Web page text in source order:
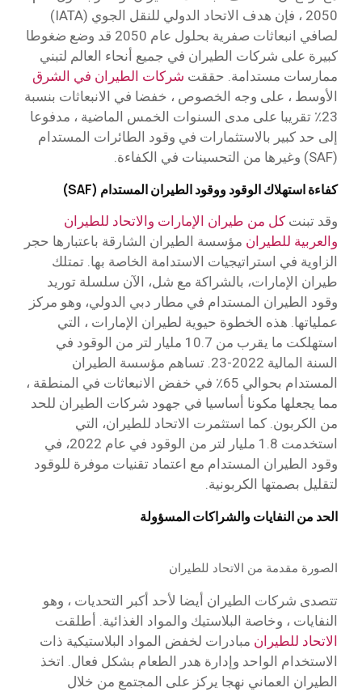
2050 ، فإن هدف الاتحاد الدولي للنقل الجوي (IATA)
لصافي انبعاثات صفرية بحلول عام 2050 قد وضع ضغوطا
كبيرة على شركات الطيران في جميع أنحاء العالم لتبني
ممارسات مستدامة. حققت شركات الطيران في الشرق
الأوسط ، على وجه الخصوص ، خفضا في الانبعاثات بنسبة
23٪ تقريبا على مدى السنوات الخمس الماضية ، مدفوعا
إلى حد كبير بالاستثمارات في وقود الطائرات المستدام
(SAF) وغيرها من التحسينات في الكفاءة.
كفاءة استهلاك الوقود ووقود الطيران المستدام (SAF)
وقد تبنت كل من طيران الإمارات والاتحاد للطيران
والعربية للطيران مؤسسة الطيران الشارقة باعتبارها حجر
الزاوية في استراتيجيات الاستدامة الخاصة بها. تمتلك
طيران الإمارات، بالشراكة مع شل، الآن سلسلة توريد
وقود الطيران المستدام في مطار دبي الدولي، وهو مركز
عملياتها. هذه الخطوة حيوية لطيران الإمارات ، التي
استهلكت ما يقرب من 10.7 مليار لتر من الوقود في
السنة المالية 2022-23. تساهم مؤسسة الطيران
المستدام بحوالي 65٪ في خفض الانبعاثات في المنطقة ،
مما يجعلها مكونا أساسيا في جهود شركات الطيران للحد
من الكربون. كما استثمرت الاتحاد للطيران، التي
استخدمت 1.8 مليار لتر من الوقود في عام 2022، في
وقود الطيران المستدام مع اعتماد تقنيات موفرة للوقود
لتقليل بصمتها الكربونية.
الحد من النفايات والشراكات المسؤولة
الصورة مقدمة من الاتحاد للطيران
تتصدى شركات الطيران أيضا لأحد أكبر التحديات ، وهو
النفايات ، وخاصة البلاستيك والمواد الغذائية. أطلقت
الاتحاد للطيران مبادرات لخفض المواد البلاستيكية ذات
الاستخدام الواحد وإدارة هدر الطعام بشكل فعال. اتخذ
الطيران العماني نهجا يركز على المجتمع من خلال